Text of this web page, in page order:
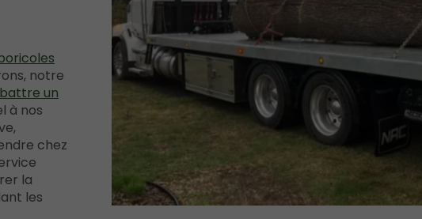
notre
un
à nos
chez
la
les